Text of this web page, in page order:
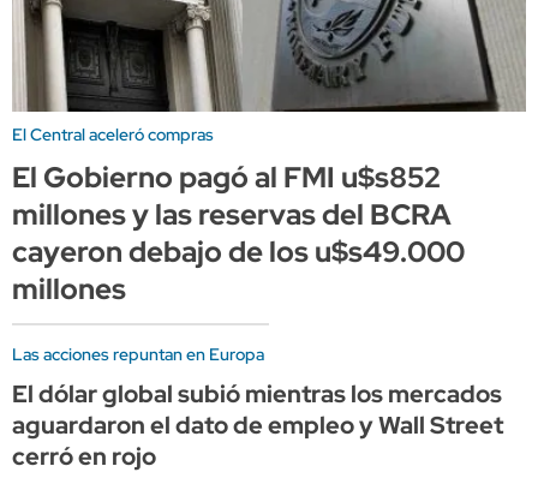
El Central aceleró compras
El Gobierno pagó al FMI u$s852
millones y las reservas del BCRA
cayeron debajo de los u$s49.000
millones
Las acciones repuntan en Europa
El dólar global subió mientras los mercados
aguardaron el dato de empleo y Wall Street
cerró en rojo